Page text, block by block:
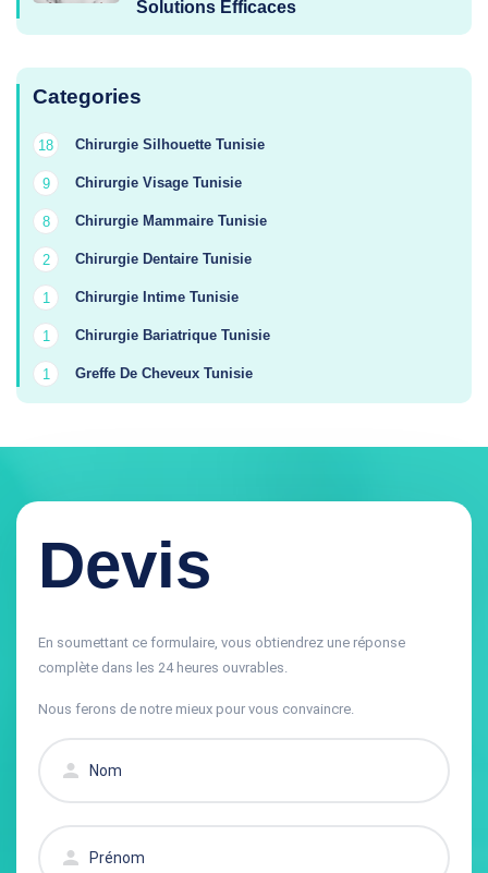
Solutions Efficaces
Categories
18 Chirurgie Silhouette Tunisie
9 Chirurgie Visage Tunisie
8 Chirurgie Mammaire Tunisie
2 Chirurgie Dentaire Tunisie
1 Chirurgie Intime Tunisie
1 Chirurgie Bariatrique Tunisie
1 Greffe De Cheveux Tunisie
Devis
En soumettant ce formulaire, vous obtiendrez une réponse
complète dans les 24 heures ouvrables.
Nous ferons de notre mieux pour vous convaincre.